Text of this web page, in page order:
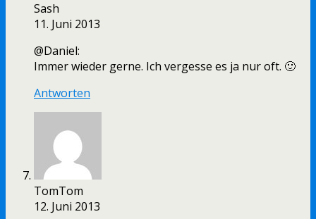
Sash
11. Juni 2013
@Daniel:
Immer wieder gerne. Ich vergesse es ja nur oft. 🙂
Antworten
TomTom
12. Juni 2013